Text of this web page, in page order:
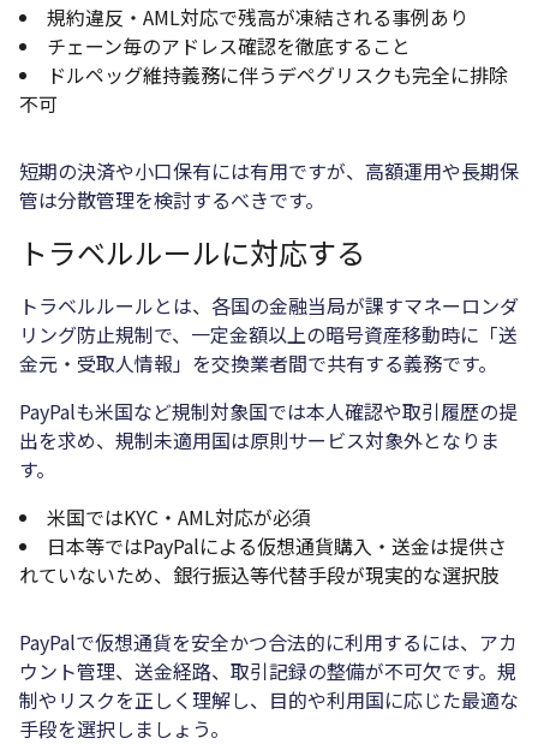
規約違反・AML対応で残高が凍結される事例あり
チェーン毎のアドレス確認を徹底すること
ドルペッグ維持義務に伴うデペグリスクも完全に排除
不可
短期の決済や小口保有には有用ですが、高額運用や長期保
管は分散管理を検討するべきです。
トラベルルールに対応する
トラベルルールとは、各国の金融当局が課すマネーロンダ
リング防止規制で、一定金額以上の暗号資産移動時に「送
金元・受取人情報」を交換業者間で共有する義務です。
PayPalも米国など規制対象国では本人確認や取引履歴の提
出を求め、規制未適用国は原則サービス対象外となりま
す。
米国ではKYC・AML対応が必須
日本等ではPayPalによる仮想通貨購入・送金は提供さ
れていないため、銀行振込等代替手段が現実的な選択肢
PayPalで仮想通貨を安全かつ合法的に利用するには、アカ
ウント管理、送金経路、取引記録の整備が不可欠です。規
制やリスクを正しく理解し、目的や利用国に応じた最適な
手段を選択しましょう。